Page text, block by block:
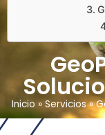
Inicio » Servicios»